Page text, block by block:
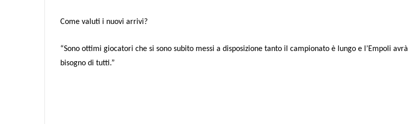
Come valuti i nuovi arrivi?
“Sono ottimi giocatori che si sono subito messi a disposizione tanto il campionato è lungo e l’Empoli avrà
bisogno di tutti.”